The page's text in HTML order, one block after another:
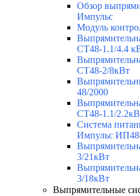
Обзор
Импульс
Модуль
СТ48-1.1/4.4
СТ48-2/8кВт
48/2000
СТ48-1.1/
Система
Импульс
3/21кВт
3/18кВт
Выпрямительные